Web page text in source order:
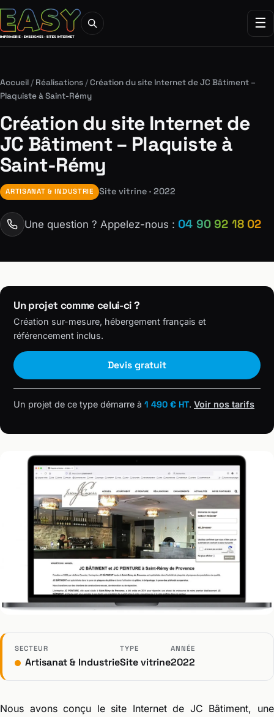
☰
Accueil / Réalisations /Création du site Internet de JC Bâtiment –
Plaquiste à Saint-Rémy
Création du site Internet de
JC Bâtiment – Plaquiste à
Saint-Rémy
ARTISANAT & INDUSTRIE Site vitrine · 2022
Une question ? Appelez-nous : 04 90 92 18 02
SECTEUR
Artisanat & Industrie
TYPE
Site vitrine
ANNÉE
2022
Nous avons conçu le site Internet de JC Bâtiment, une
Un projet comme celui-ci ?
Création sur-mesure, hébergement français et
référencement inclus.
Devis gratuit
Un projet de ce type démarre à 1 490 € HT. Voir nos tarifs